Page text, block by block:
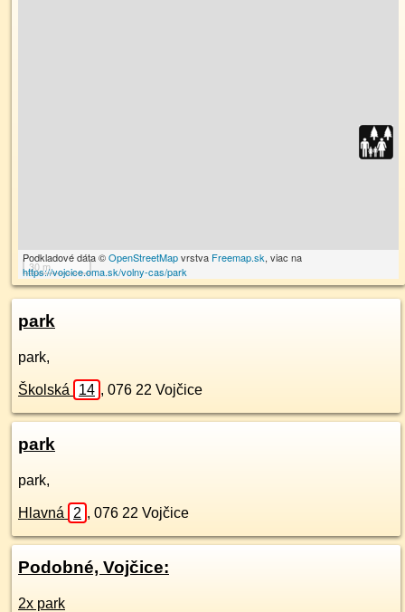
30 m
Podkladové dáta ©OpenStreetMapvrstva Freemap.sk, viac na
https://vojcice.oma.sk/volny-cas/park
park
park,
Školská 14 , 076 22 Vojčice
park
park,
Hlavná 2 , 076 22 Vojčice
Podobné, Vojčice:
2x park